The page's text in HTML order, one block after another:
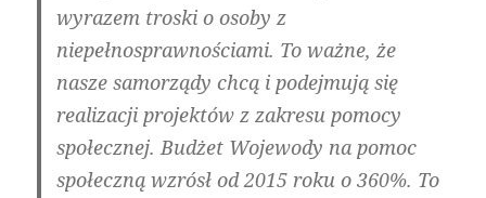
wyrazem troski o osoby z
niepełnosprawnościami. To ważne, że
nasze samorządy chcą i podejmują się
realizacji projektów z zakresu pomocy
społecznej. Budżet Wojewody na pomoc
społeczną wzrósł od 2015 roku o 360%. To